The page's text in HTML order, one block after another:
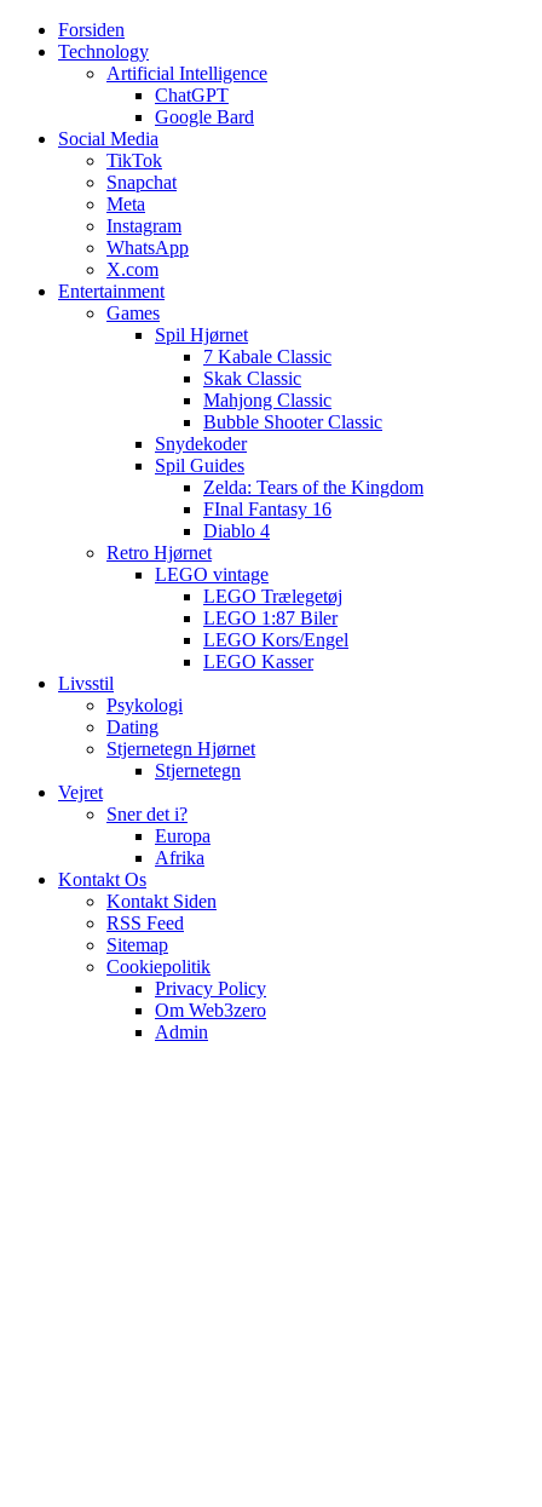
Web3zero.dk
Web3zero.dk
Forsiden
Technology
Artificial Intelligence
ChatGPT
Google Bard
Social Media
TikTok
Snapchat
Meta
Instagram
WhatsApp
X.com
Entertainment
Games
Spil Hjørnet
7 Kabale Classic
Skak Classic
Mahjong Classic
Bubble Shooter Classic
Snydekoder
Spil Guides
Zelda: Tears of the Kingdom
FInal Fantasy 16
Diablo 4
Retro Hjørnet
LEGO vintage
LEGO Trælegetøj
LEGO 1:87 Biler
LEGO Kors/Engel
LEGO Kasser
Livsstil
Psykologi
Dating
Stjernetegn Hjørnet
Stjernetegn
Vejret
Sner det i?
Europa
Afrika
Kontakt Os
Kontakt Siden
RSS Feed
Sitemap
Cookiepolitik
Privacy Policy
Om Web3zero
Admin